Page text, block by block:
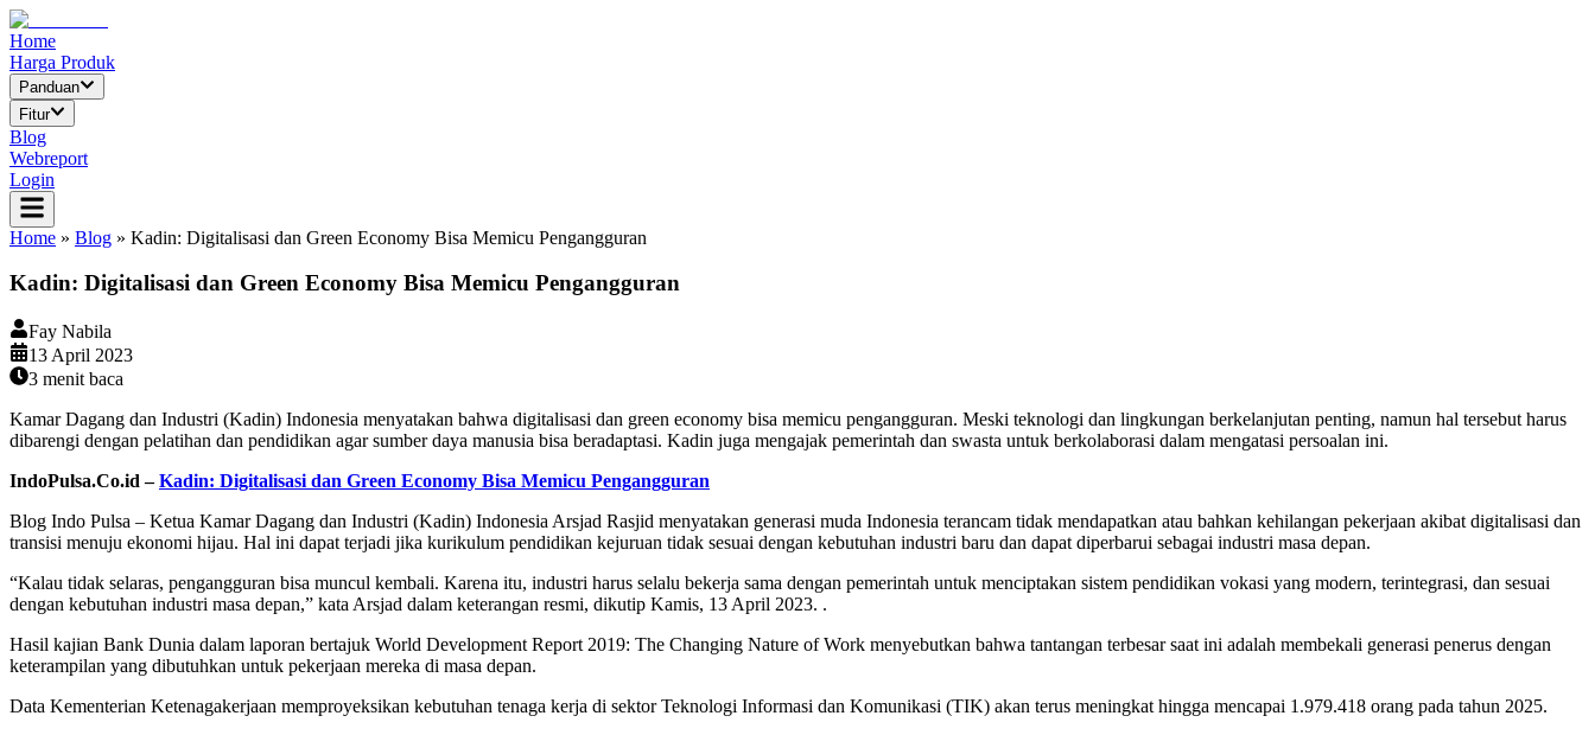
Home
Harga Produk
Panduan
Fitur
Blog
Webreport
Login
Home » Blog » Kadin: Digitalisasi dan Green Economy Bisa Memicu Pengangguran
Kadin: Digitalisasi dan Green Economy Bisa Memicu Pengangguran
Fay Nabila
13 April 2023
3 menit baca
Kamar Dagang dan Industri (Kadin) Indonesia menyatakan bahwa digitalisasi dan green economy bisa memicu pengangguran. Meski teknologi dan lingkungan berkelanjutan penting, namun hal tersebut harus
dibarengi dengan pelatihan dan pendidikan agar sumber daya manusia bisa beradaptasi. Kadin juga mengajak pemerintah dan swasta untuk berkolaborasi dalam mengatasi persoalan ini.
IndoPulsa.Co.id –Kadin: Digitalisasi dan Green Economy Bisa Memicu Pengangguran
Blog Indo Pulsa – Ketua Kamar Dagang dan Industri (Kadin) Indonesia Arsjad Rasjid menyatakan generasi muda Indonesia terancam tidak mendapatkan atau bahkan kehilangan pekerjaan akibat digitalisasi dan
transisi menuju ekonomi hijau. Hal ini dapat terjadi jika kurikulum pendidikan kejuruan tidak sesuai dengan kebutuhan industri baru dan dapat diperbarui sebagai industri masa depan.
“Kalau tidak selaras, pengangguran bisa muncul kembali. Karena itu, industri harus selalu bekerja sama dengan pemerintah untuk menciptakan sistem pendidikan vokasi yang modern, terintegrasi, dan sesuai
dengan kebutuhan industri masa depan,” kata Arsjad dalam keterangan resmi, dikutip Kamis, 13 April 2023. .
Hasil kajian Bank Dunia dalam laporan bertajuk World Development Report 2019: The Changing Nature of Work menyebutkan bahwa tantangan terbesar saat ini adalah membekali generasi penerus dengan
keterampilan yang dibutuhkan untuk pekerjaan mereka di masa depan.
Data Kementerian Ketenagakerjaan memproyeksikan kebutuhan tenaga kerja di sektor Teknologi Informasi dan Komunikasi (TIK) akan terus meningkat hingga mencapai 1.979.418 orang pada tahun 2025.